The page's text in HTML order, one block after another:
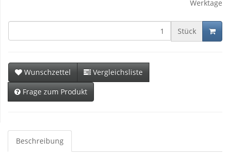
Werktage
Stück
Wunschzettel
Vergleichsliste
Frage zum Produkt
Beschreibung